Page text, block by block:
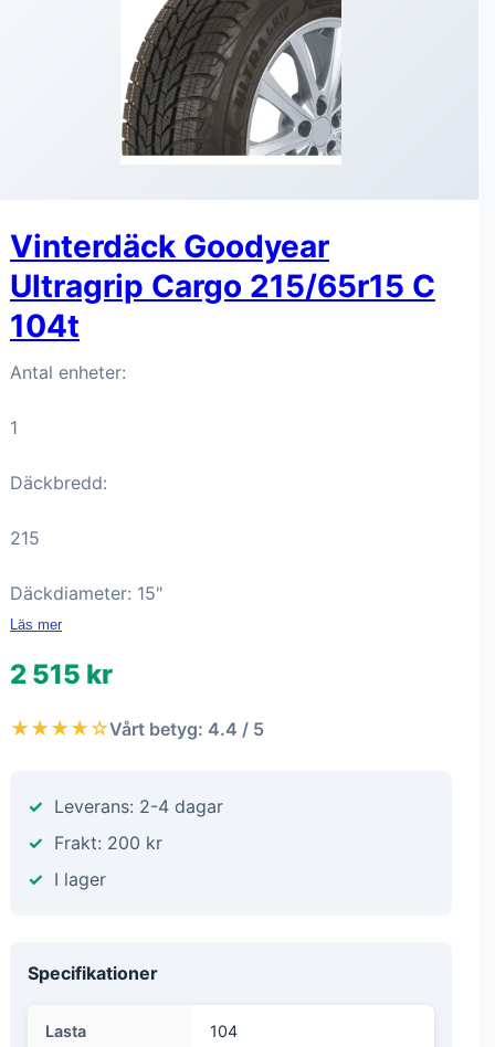
Vinterdäck Goodyear
Ultragrip Cargo 215/65r15 C
104t
Antal enheter:
1
Däckbredd:
215
Däckdiameter: 15"
Läs mer
2 515 kr
★★★★☆Vårt betyg: 4.4 / 5
Leverans: 2-4 dagar
Frakt: 200 kr
I lager
Specifikationer
Lasta 104